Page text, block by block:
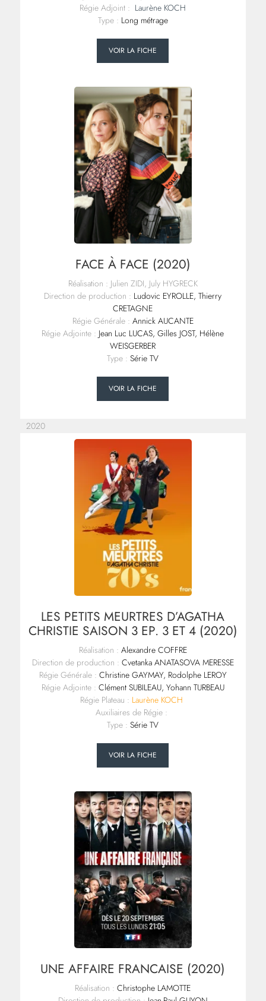
Régie Adjoint : Laurène KOCH
Type : Long métrage
VOIR LA FICHE
FACE À FACE (2020)
Réalisation : Julien ZIDI, July HYGRECK
Direction de production : Ludovic EYROLLE, Thierry
CRETAGNE
Régie Générale : Annick AUCANTE
Régie Adjointe : Jean Luc LUCAS, Gilles JOST, Hélène
WEISGERBER
Type : Série TV
VOIR LA FICHE
2020
LES PETITS MEURTRES D’AGATHA
CHRISTIE SAISON 3 EP. 3 ET 4 (2020)
Réalisation : Alexandre COFFRE
Direction de production : Cvetanka ANATASOVA MERESSE
Régie Générale : Christine GAYMAY, Rodolphe LEROY
Régie Adjointe : Clément SUBILEAU, Yohann TURBEAU
Régie Plateau : Laurène KOCH
Auxiliaires de Régie :
Type : Série TV
VOIR LA FICHE
UNE AFFAIRE FRANCAISE (2020)
Réalisation : Christophe LAMOTTE